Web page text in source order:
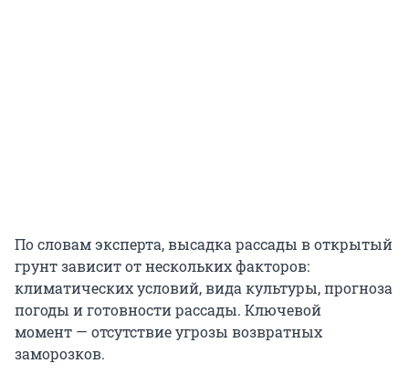
По словам эксперта, высадка рассады в открытый
грунт зависит от нескольких факторов:
климатических условий, вида культуры, прогноза
погоды и готовности рассады. Ключевой
момент — отсутствие угрозы возвратных
заморозков.